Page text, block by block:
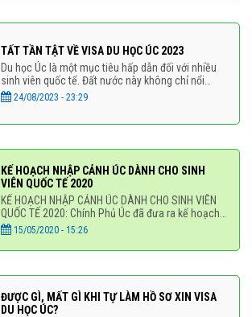
TẤT TẦN TẬT VỀ VISA DU HỌC ÚC 2023
Du học Úc là một mục tiêu hấp dẫn đối với nhiều
sinh viên quốc tế. Đất nước này không chỉ nổi
tiếng với chất lượng giáo dục hàng đầu mà còn
mang trong
24/08/2023 - 23:29
KẾ HOẠCH NHẬP CẢNH ÚC DÀNH CHO SINH
VIÊN QUỐC TẾ 2020
KẾ HOẠCH NHẬP CẢNH ÚC DÀNH CHO SINH VIÊN
QUỐC TẾ 2020: Chính Phủ Úc đã đưa ra kế hoạch
bao gồm 3 giai đoạn để giảm nhẹ chính sách
cách ly xã hội. Hiện tại
15/05/2020 - 15:26
ĐƯỢC GÌ, MẤT GÌ KHI TỰ LÀM HỒ SƠ XIN VISA
DU HỌC ÚC?